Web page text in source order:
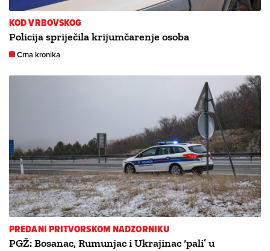
KOD VRBOVSKOG
Policija spriječila krijumčarenje osoba
Crna kronika
PREDANI PRITVORSKOM NADZORNIKU
PGŽ: Bosanac, Rumunjac i Ukrajinac ‘pali’ u